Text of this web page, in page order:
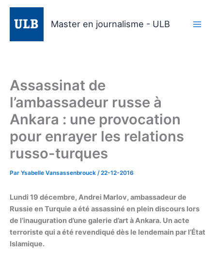
Aller
contenu
Master en journalisme - ULB
Assassinat de
l’ambassadeur russe à
Ankara : une provocation
pour enrayer les relations
russo-turques
Par Ysabelle Vansassenbrouck /22-12-2016
Lundi 19 décembre, Andrei Marlov, ambassadeur de
Russie en Turquie a été assassiné en plein discours lors
de l’inauguration d’une galerie d’art à Ankara. Un acte
terroriste qui a été revendiqué dès le lendemain par l’État
Islamique.